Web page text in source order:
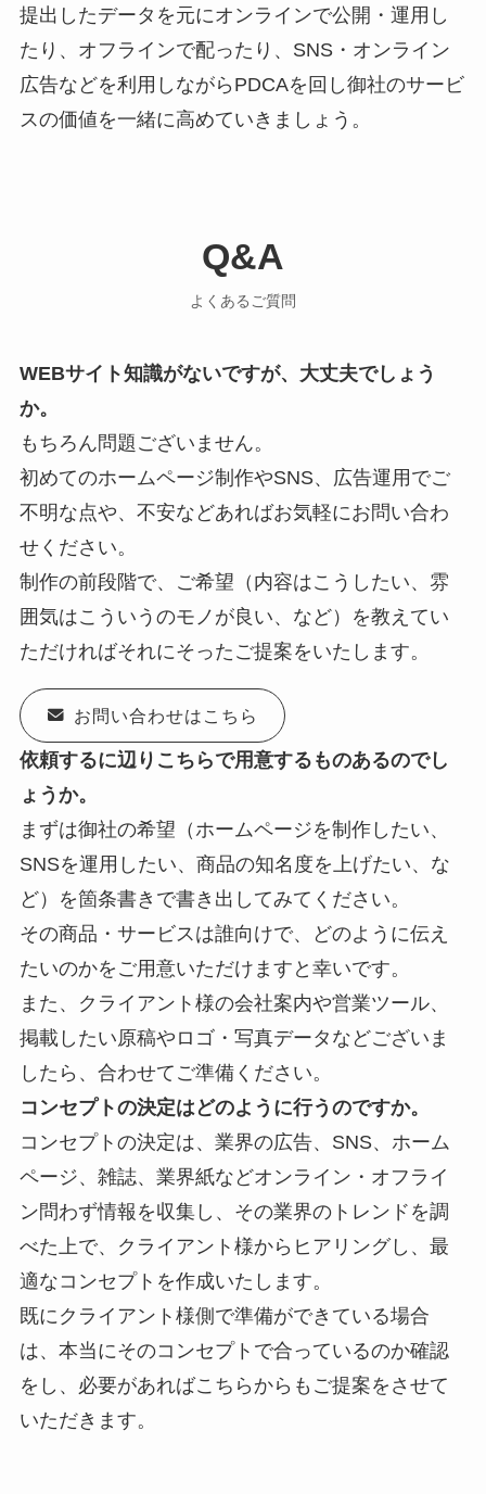
提出したデータを元にオンラインで公開・運用し
たり、オフラインで配ったり、SNS・オンライン
広告などを利用しながらPDCAを回し御社のサービ
スの価値を一緒に高めていきましょう。
Q&A
よくあるご質問
WEBサイト知識がないですが、大丈夫でしょう
か。
もちろん問題ございません。
初めてのホームページ制作やSNS、広告運用でご
不明な点や、不安などあればお気軽にお問い合わ
せください。
制作の前段階で、ご希望（内容はこうしたい、雰
囲気はこういうのモノが良い、など）を教えてい
ただければそれにそったご提案をいたします。
お問い合わせはこちら
依頼するに辺りこちらで用意するものあるのでし
ょうか。
まずは御社の希望（ホームページを制作したい、
SNSを運用したい、商品の知名度を上げたい、な
ど）を箇条書きで書き出してみてください。
その商品・サービスは誰向けで、どのように伝え
たいのかをご用意いただけますと幸いです。
また、クライアント様の会社案内や営業ツール、
掲載したい原稿やロゴ・写真データなどございま
したら、合わせてご準備ください。
コンセプトの決定はどのように行うのですか。
コンセプトの決定は、業界の広告、SNS、ホーム
ページ、雑誌、業界紙などオンライン・オフライ
ン問わず情報を収集し、その業界のトレンドを調
べた上で、クライアント様からヒアリングし、最
適なコンセプトを作成いたします。
既にクライアント様側で準備ができている場合
は、本当にそのコンセプトで合っているのか確認
をし、必要があればこちらからもご提案をさせて
いただきます。